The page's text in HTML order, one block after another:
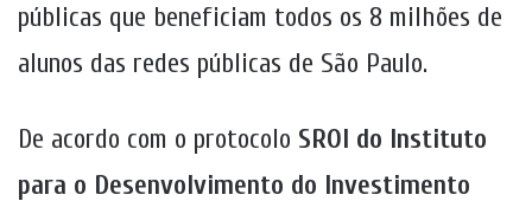
públicas que beneficiam todos os 8 milhões de
alunos das redes públicas de São Paulo.
De acordo com o protocolo SROI do Instituto
para o Desenvolvimento do Investimento